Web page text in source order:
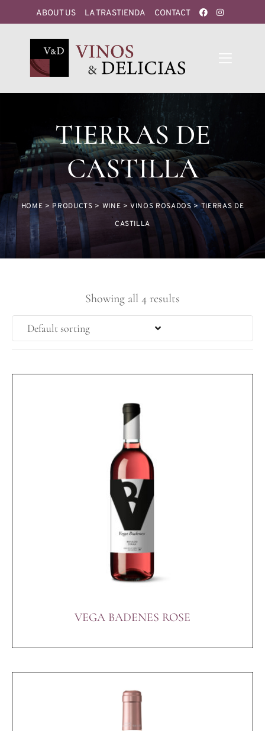
ABOUT US LA TRASTIENDA CONTACT
TIERRAS DE
CASTILLA
HOME > PRODUCTS > WINE >VINOS ROSADOS>TIERRAS DE
CASTILLA
Showing all 4 results
Default sorting
VEGA BADENES ROSE